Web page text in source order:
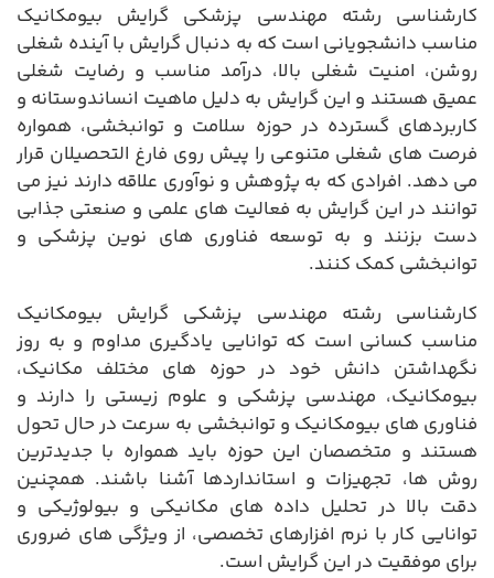
کارشناسی رشته مهندسی پزشکی گرایش بیومکانیک
مناسب دانشجویانی است که به دنبال گرایش با آینده شغلی
روشن، امنیت شغلی بالا، درآمد مناسب و رضایت شغلی
عمیق هستند و این گرایش به دلیل ماهیت انساندوستانه و
کاربردهای گسترده در حوزه سلامت و توانبخشی، همواره
فرصت های شغلی متنوعی را پیش روی فارغ التحصیلان قرار
می دهد. افرادی که به پژوهش و نوآوری علاقه دارند نیز می
توانند در این گرایش به فعالیت های علمی و صنعتی جذابی
دست بزنند و به توسعه فناوری های نوین پزشکی و
توانبخشی کمک کنند.
کارشناسی رشته مهندسی پزشکی گرایش بیومکانیک
مناسب کسانی است که توانایی یادگیری مداوم و به روز
نگهداشتن دانش خود در حوزه های مختلف مکانیک،
بیومکانیک، مهندسی پزشکی و علوم زیستی را دارند و
فناوری های بیومکانیک و توانبخشی به سرعت در حال تحول
هستند و متخصصان این حوزه باید همواره با جدیدترین
روش ها، تجهیزات و استانداردها آشنا باشند. همچنین
دقت بالا در تحلیل داده های مکانیکی و بیولوژیکی و
توانایی کار با نرم افزارهای تخصصی، از ویژگی های ضروری
برای موفقیت در این گرایش است.